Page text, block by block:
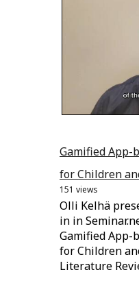
Gamified App-
for Children
151 views
Olli Kelhä
in in
Gamified App-
for Children
Literature